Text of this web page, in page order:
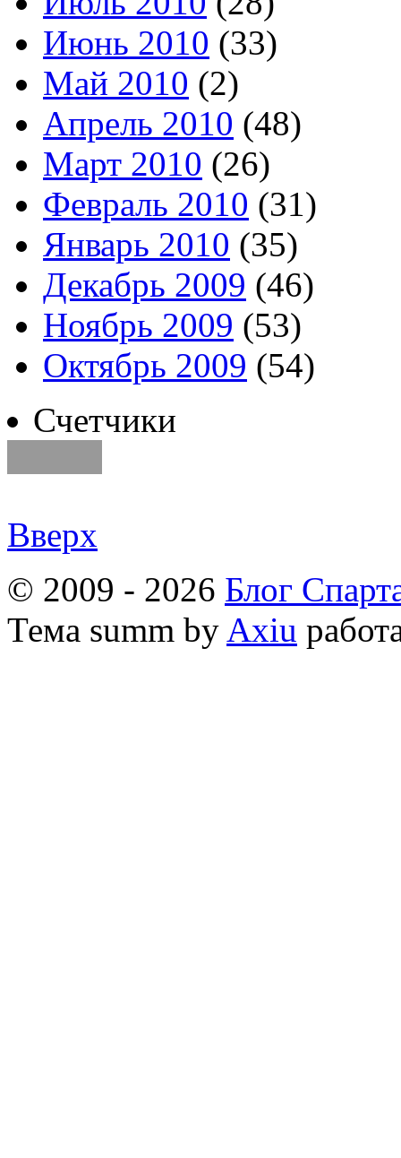
Июнь 2010 (33)
Май 2010 (2)
Апрель 2010 (48)
Март 2010 (26)
Февраль 2010 (31)
Январь 2010 (35)
Декабрь 2009 (46)
Ноябрь 2009 (53)
Октябрь 2009 (54)
Счетчики
Вверх
© 2009 - 2026 Блог
Тема summ by Axiu